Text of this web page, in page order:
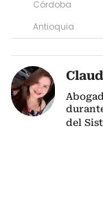
Córdoba
Antioquia
del